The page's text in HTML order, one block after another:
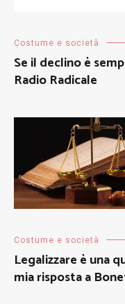
Costume e società
Se il declino è
Radio Radicale
Costume e società
Legalizzare è una
mia risposta a